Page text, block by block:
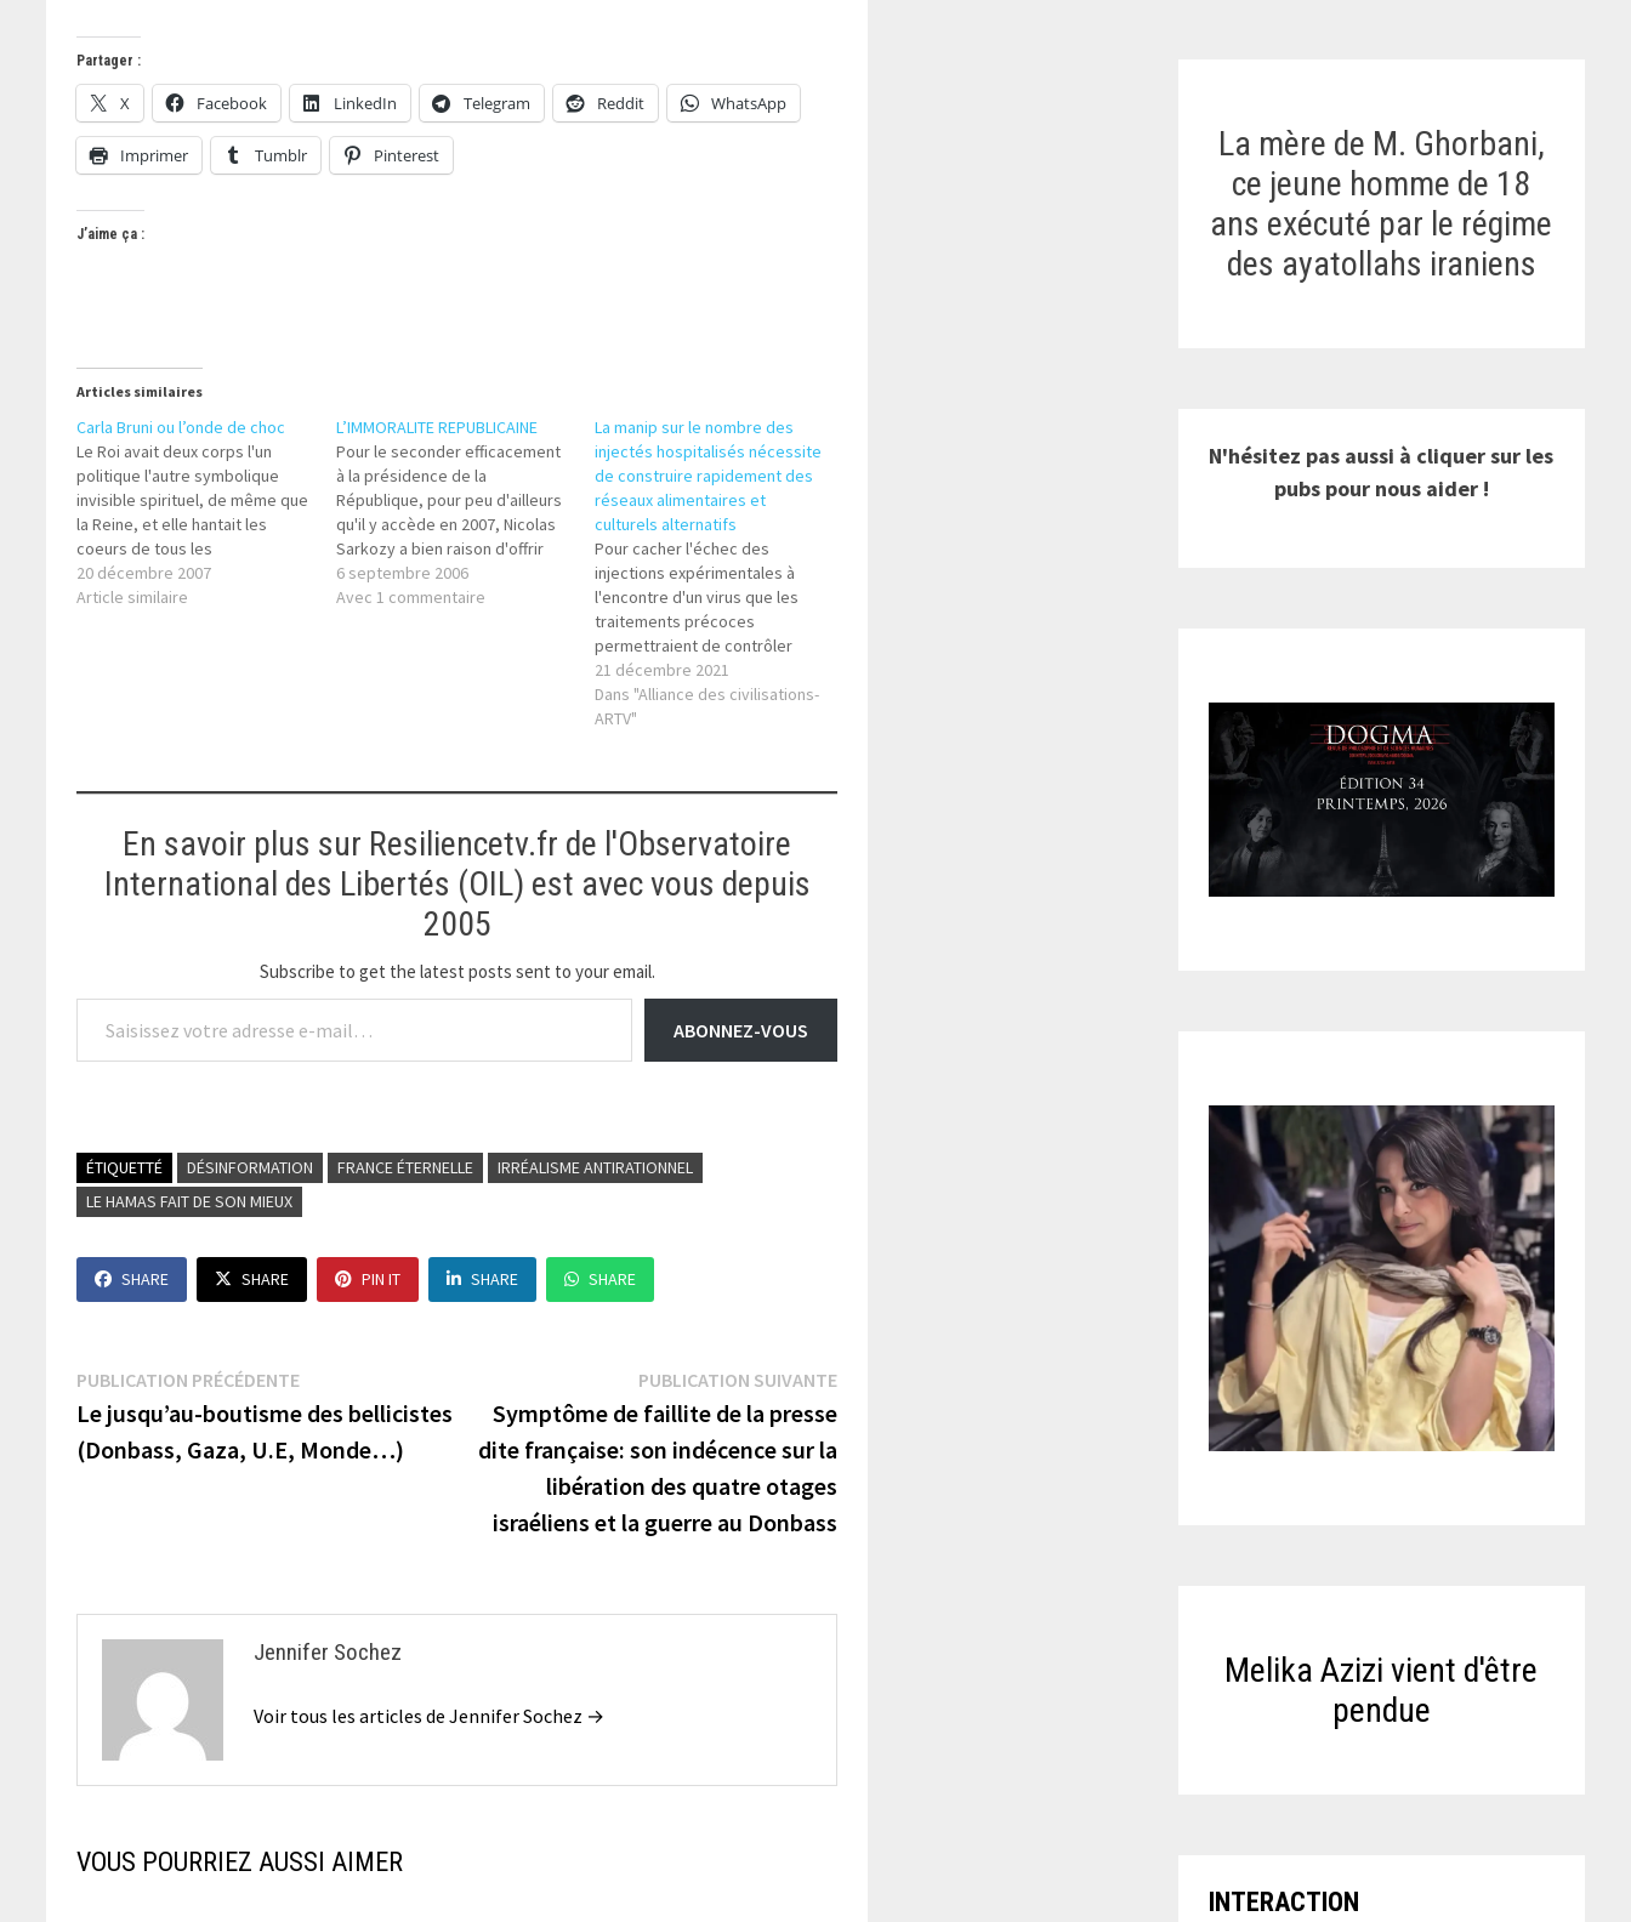
Partager :
X Facebook LinkedIn Telegram Reddit WhatsApp
Imprimer Tumblr Pinterest
J’aime ça :
Articles similaires
Carla Bruni ou l’onde de choc
Le Roi avait deux corps l'un
politique l'autre symbolique
invisible spirituel, de même que
la Reine, et elle hantait les
coeurs de tous les
mousquetaires puisqu'elle
incarnait la France.
20 décembre 2007
Article similaire
L’IMMORALITE REPUBLICAINE
Pour le seconder efficacement
à la présidence de la
République, pour peu d'ailleurs
qu'il y accède en 2007, Nicolas
Sarkozy a bien raison d'offrir
des ponts d'or à tous les "ex"
de la France d'"avant" qui, avec
6 septembre 2006
Avec 1 commentaire
La manip sur le nombre des
injectés hospitalisés nécessite
de construire rapidement des
réseaux alimentaires et
culturels alternatifs
Pour cacher l'échec des
injections expérimentales à
l'encontre d'un virus que les
traitements précoces
permettraient de contrôler
(mais cela rapporte bien peu)
certains maquillent de plus en
plus la présence majoritaire des
(par rapport au nombre total
21 décembre 2021
Dans "Alliance des civilisations-
ARTV"
En savoir plus sur Resiliencetv.fr de l'Observatoire
International des Libertés (OIL) est avec vous depuis
2005
Subscribe to get the latest posts sent to your email.
Saisissez votre adresse e-mail…
ABONNEZ-VOUS
ÉTIQUETTÉ DÉSINFORMATION FRANCE ÉTERNELLE
IRRÉALISME ANTIRATIONNEL
LE HAMAS FAIT DE SON MIEUX
SHARE SHARE PIN IT SHARE SHARE
Navigation
de
l’article
PUBLICATION PRÉCÉDENTEPublication
précédente :
Le jusqu’au-boutisme des bellicistes
(Donbass, Gaza, U.E, Monde…)
PUBLICATION SUIVANTEPublication
suivante :
Symptôme de faillite de la presse
dite française: son indécence sur la
libération des quatre otages
israéliens et la guerre au Donbass
Jennifer Sochez
Voir tous les articles de Jennifer Sochez →
VOUS POURRIEZ AUSSI AIMER
La mère de M. Ghorbani,
ce jeune homme de 18
ans exécuté par le régime
des ayatollahs iraniens
N'hésitez pas aussi à cliquer sur les
pubs pour nous aider !
Melika Azizi vient d'être
pendue
INTERACTION